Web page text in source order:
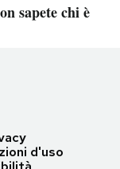
sapete chi è
d'uso